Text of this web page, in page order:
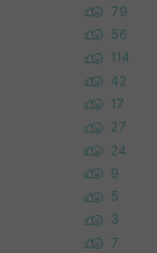
79
56
114
42
17
27
24
9
5
3
7